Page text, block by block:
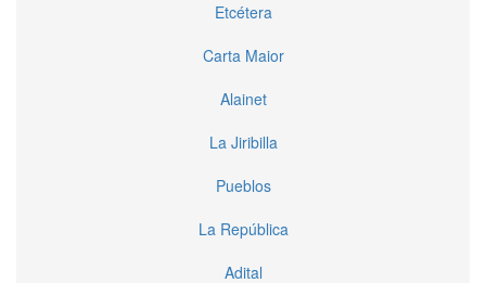
Etcétera
Carta Maior
Alainet
La Jiribilla
Pueblos
La República
Adital